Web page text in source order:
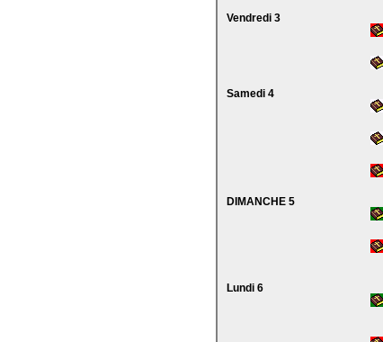
Vendredi 3
Samedi 4
DIMANCHE 5
Lundi 6